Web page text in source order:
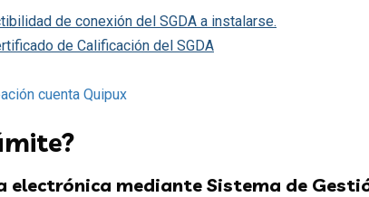
de conexión del SGDA a instalarse.
de Calificación del SGDA
cuenta Quipux
electrónica mediante Sistema de